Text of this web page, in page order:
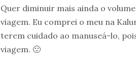
Quer diminuir mais ainda o
viagem. Eu comprei o meu na
terem cuidado ao manuseá-lo,
viagem. 🙁